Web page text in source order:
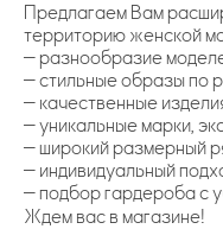
Предлагаем Вам
территорию женской
— разнообразие
— стильные образы по
— качественные
— уникальные марки,
— широкий размерный
— индивидуальный
— подбор гардероба с
Ждем вас в магазине!